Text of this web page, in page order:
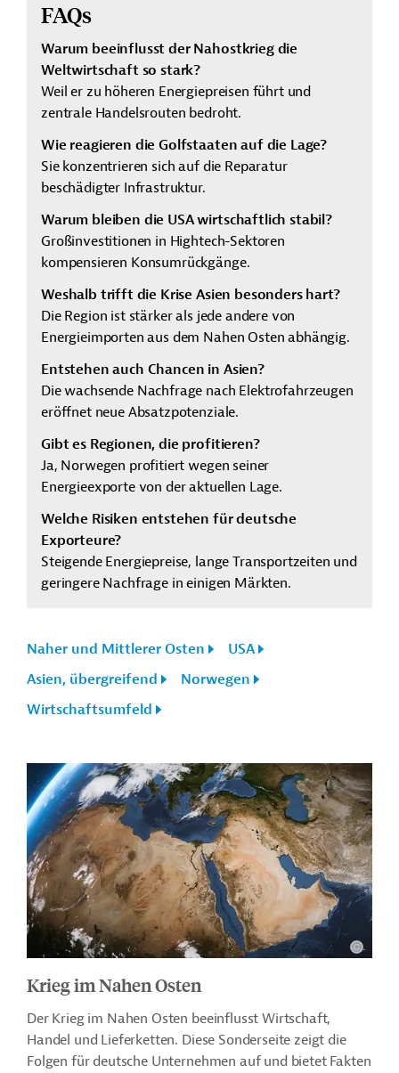
FAQs
Warum beeinflusst der Nahostkrieg die
Weltwirtschaft so stark?
Weil er zu höheren Energiepreisen führt und
zentrale Handelsrouten bedroht.
Wie reagieren die Golfstaaten auf die Lage?
Sie konzentrieren sich auf die Reparatur
beschädigter Infrastruktur.
Warum bleiben die USA wirtschaftlich stabil?
Großinvestitionen in Hightech-Sektoren
kompensieren Konsumrückgänge.
Weshalb trifft die Krise Asien besonders hart?
Die Region ist stärker als jede andere von
Energieimporten aus dem Nahen Osten abhängig.
Entstehen auch Chancen in Asien?
Die wachsende Nachfrage nach Elektrofahrzeugen
eröffnet neue Absatzpotenziale.
Gibt es Regionen, die profitieren?
Ja, Norwegen profitiert wegen seiner
Energieexporte von der aktuellen Lage.
Welche Risiken entstehen für deutsche
Exporteure?
Steigende Energiepreise, lange Transportzeiten und
geringere Nachfrage in einigen Märkten.
Naher und Mittlerer Osten
USA
Asien, übergreifend
Norwegen
Wirtschaftsumfeld
Krieg im Nahen Osten
Der Krieg im Nahen Osten beeinflusst Wirtschaft,
Handel und Lieferketten. Diese Sonderseite zeigt die
Folgen für deutsche Unternehmen auf und bietet Fakten